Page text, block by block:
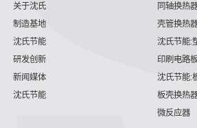
关于沈氏
制造基地
沈氏节能
研发创新
新闻媒体
沈氏节能
同轴换热
壳管换热
沈氏节能:
印刷电路
沈氏节能:
板壳换热
微反应器